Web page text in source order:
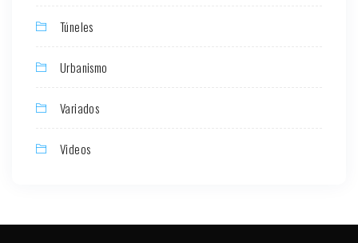
Túneles
Urbanismo
Variados
Videos